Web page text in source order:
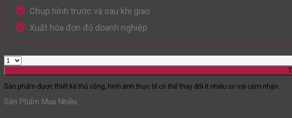
Chụp hình trước và sau khi giao
Xuất hóa đơn đỏ doanh nghiệp
Sản phẩm được thiết kế thủ công, hình ảnh thực tế có thể thay đổi ít nhiều so với cảm nhận.
Sản Phẩm Mua Nhiều